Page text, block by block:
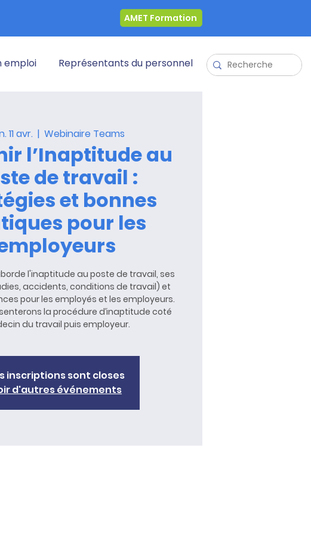
AMET Formation
emploi Représentants du personnel
11 avr.
  |
Webinaire Teams
l’Inaptitude au
de travail :
et bonnes
pour les
l'inaptitude au poste de travail, ses
accidents, conditions de travail) et
pour les employés et les employeurs.
la procédure d’inaptitude coté
du travail puis employeur.
inscriptions sont closes
d'autres événements